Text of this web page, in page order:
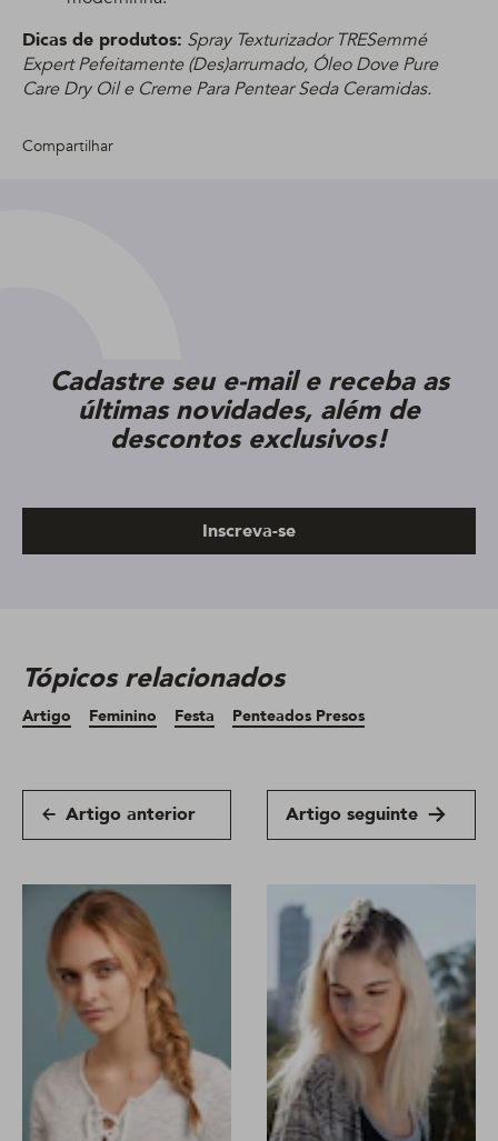
Dicas de produtos: Spray Texturizador TRESemmé
Expert Pefeitamente (Des)arrumado, Óleo Dove Pure
Care Dry Oil e Creme Para Pentear Seda Ceramidas.
Compartilhar
Cadastre seu e-mail e receba as
últimas novidades, além de
descontos exclusivos!
Inscreva-se
Tópicos relacionados
Artigo Feminino Festa Penteados Presos
Artigo anterior Artigo seguinte